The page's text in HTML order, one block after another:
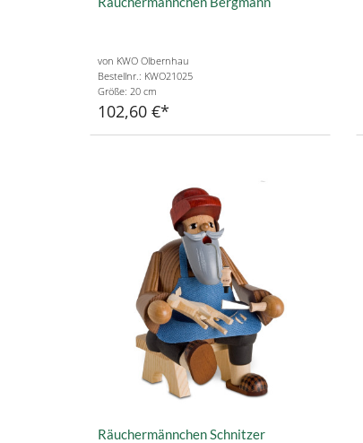
von KWO Olbernhau
Bestellnr.: KWO21025
Größe: 20 cm
102,60 €
Räuchermännchen Schnitzer